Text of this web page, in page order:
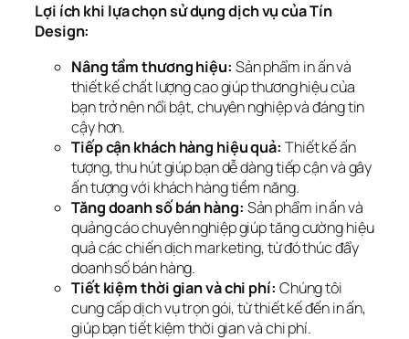
Lợi ích khi lựa chọn sử dụng dịch vụ của Tín
Design:
Nâng tầm thương hiệu: Sản phẩm in ấn và
thiết kế chất lượng cao giúp thương hiệu của
bạn trở nên nổi bật, chuyên nghiệp và đáng tin
cậy hơn.
Tiếp cận khách hàng hiệu quả: Thiết kế ấn
tượng, thu hút giúp bạn dễ dàng tiếp cận và gây
ấn tượng với khách hàng tiềm năng.
Tăng doanh số bán hàng: Sản phẩm in ấn và
quảng cáo chuyên nghiệp giúp tăng cường hiệu
quả các chiến dịch marketing, từ đó thúc đẩy
doanh số bán hàng.
Tiết kiệm thời gian và chi phí: Chúng tôi
cung cấp dịch vụ trọn gói, từ thiết kế đến in ấn,
giúp bạn tiết kiệm thời gian và chi phí.